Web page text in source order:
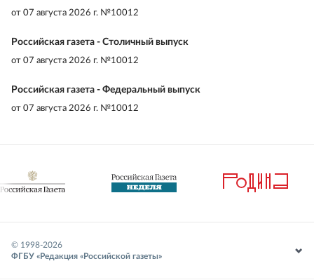
от 07 августа 2026 г. №10012
Российская газета - Столичный выпуск
от 07 августа 2026 г. №10012
Российская газета - Федеральный выпуск
от 07 августа 2026 г. №10012
© 1998-2026
ФГБУ «Редакция «Российской газеты»